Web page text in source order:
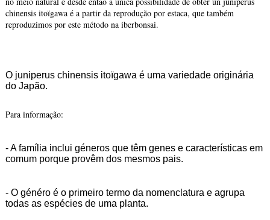
chinensis itoïgawa é a partir da reprodução por estaca, que também
reproduzimos por este método na iberbonsai.
O juniperus chinensis itoïgawa é uma variedade originária
do Japão.
Para informação:
- A família inclui géneros que têm genes e características em
comum porque provêm dos mesmos pais.
- O généro é o primeiro termo da nomenclatura e agrupa
todas as espécies de uma planta.